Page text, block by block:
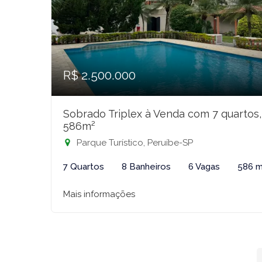
R$ 2.500.000
Sobrado Triplex à Venda com 7 quartos,
586m²
Parque Turístico, Peruíbe-SP
7 Quartos 8 Banheiros 6 Vagas 586
Mais informações